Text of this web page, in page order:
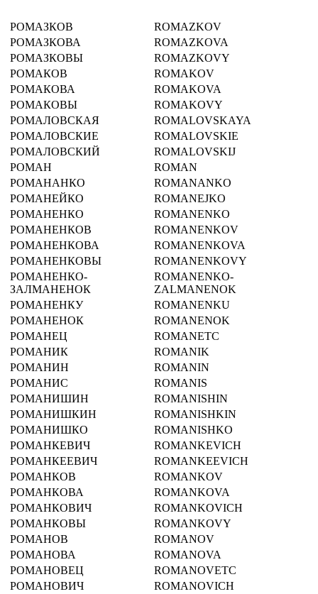
РОМАЗКОВ
ROMAZKOV
РОМАЗКОВА
ROMAZKOVA
РОМАЗКОВЫ
ROMAZKOVY
РОМАКОВ
ROMAKOV
РОМАКОВА
ROMAKOVA
РОМАКОВЫ
ROMAKOVY
РОМАЛОВСКАЯ
ROMALOVSKAYA
РОМАЛОВСКИЕ
ROMALOVSKIE
РОМАЛОВСКИЙ
ROMALOVSKIJ
РОМАН
ROMAN
РОМАНАНКО
ROMANANKO
РОМАНЕЙКО
ROMANEJKO
РОМАНЕНКО
ROMANENKO
РОМАНЕНКОВ
ROMANENKOV
РОМАНЕНКОВА
ROMANENKOVA
РОМАНЕНКОВЫ
ROMANENKOVY
РОМАНЕНКО-
ЗАЛМАНЕНОК
ROMANENKO-
ZALMANENOK
РОМАНЕНКУ
ROMANENKU
РОМАНЕНОК
ROMANENOK
РОМАНЕЦ
ROMANETC
РОМАНИК
ROMANIK
РОМАНИН
ROMANIN
РОМАНИС
ROMANIS
РОМАНИШИН
ROMANISHIN
РОМАНИШКИН
ROMANISHKIN
РОМАНИШКО
ROMANISHKO
РОМАНКЕВИЧ
ROMANKEVICH
РОМАНКЕЕВИЧ
ROMANKEEVICH
РОМАНКОВ
ROMANKOV
РОМАНКОВА
ROMANKOVA
РОМАНКОВИЧ
ROMANKOVICH
РОМАНКОВЫ
ROMANKOVY
РОМАНОВ
ROMANOV
РОМАНОВА
ROMANOVA
РОМАНОВЕЦ
ROMANOVETC
РОМАНОВИЧ
ROMANOVICH